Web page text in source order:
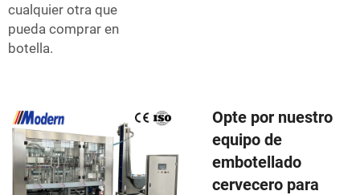
cualquier otra que
pueda comprar en
botella.
Opte por nuestro
equipo de
embotellado
cervecero para